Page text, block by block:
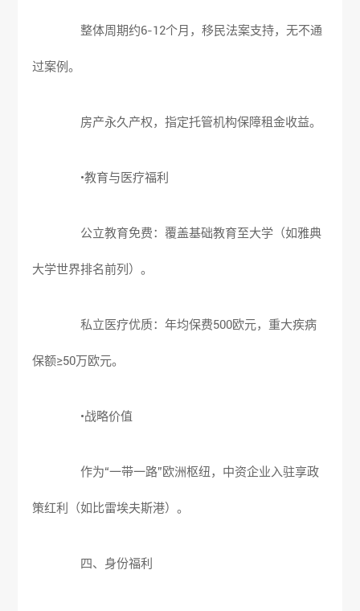
整体周期约6-12个月，移民法案支持，无不通
过案例。
房产永久产权，指定托管机构保障租金收益。
•教育与医疗福利
公立教育免费：覆盖基础教育至大学（如雅典
大学世界排名前列）。
私立医疗优质：年均保费500欧元，重大疾病
保额≥50万欧元。
•战略价值
作为“一带一路”欧洲枢纽，中资企业入驻享政
策红利（如比雷埃夫斯港）。
四、身份福利